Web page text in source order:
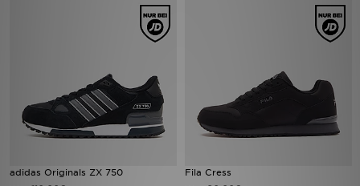
adidas Originals ZX 750 Fila Cress